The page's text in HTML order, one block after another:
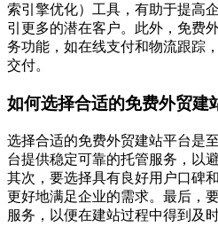
索引擎优化）工具，有助于提高
引更多的潜在客户。此外，免费
务功能，如在线支付和物流跟踪
交付。
如何选择合适的免费外贸建
选择合适的免费外贸建站平台是
台提供稳定可靠的托管服务，以
其次，要选择具有良好用户口碑
更好地满足企业的需求。最后，
服务，以便在建站过程中得到及